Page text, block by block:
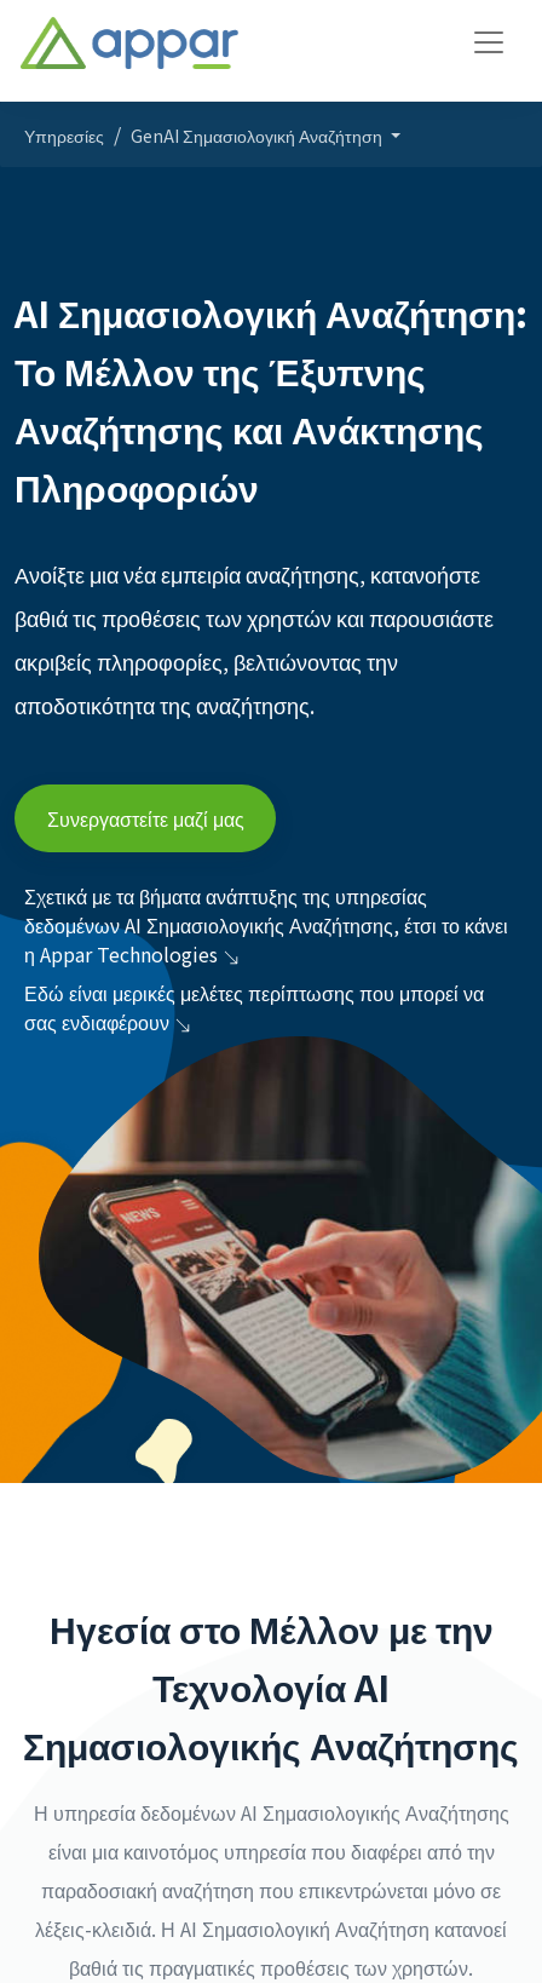
Υπηρεσίες GenAI Σημασιολογική Αναζήτηση
AI Σημασιολογική Αναζήτηση:
Το Μέλλον της Έξυπνης
Αναζήτησης και Ανάκτησης
Πληροφοριών
Ανοίξτε μια νέα εμπειρία αναζήτησης, κατανοήστε
βαθιά τις προθέσεις των χρηστών και παρουσιάστε
ακριβείς πληροφορίες, βελτιώνοντας την
αποδοτικότητα της αναζήτησης.
Συνεργαστείτε μαζί μας
Σχετικά με τα βήματα ανάπτυξης της υπηρεσίας
δεδομένων AI Σημασιολογικής Αναζήτησης, έτσι το κάνει
η Appar Technologies
Εδώ είναι μερικές μελέτες περίπτωσης που μπορεί να
σας ενδιαφέρουν
Ηγεσία στο Μέλλον με την
Τεχνολογία AI
Σημασιολογικής Αναζήτησης
Η υπηρεσία δεδομένων AI Σημασιολογικής Αναζήτησης
είναι μια καινοτόμος υπηρεσία που διαφέρει από την
παραδοσιακή αναζήτηση που επικεντρώνεται μόνο σε
λέξεις-κλειδιά. Η AI Σημασιολογική Αναζήτηση κατανοεί
βαθιά τις πραγματικές προθέσεις των χρηστών.